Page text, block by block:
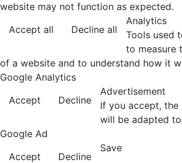
website may not function as expected.
Accept all
Decline all
Analytics
Tools used
to measure
of a website and to understand how it
Google Analytics
Accept
Decline
Advertisement
If you accept, the
will be adapted
Google Ad
Accept
Decline
Save